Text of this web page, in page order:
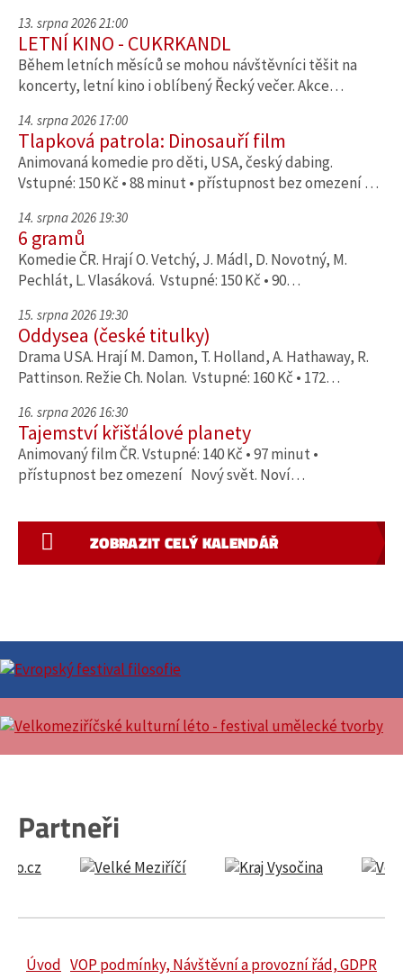
13. srpna 2026 21:00
LETNÍ KINO - CUKRKANDL
Během letních měsíců se mohou návštěvníci těšit na
koncerty, letní kino i oblíbený Řecký večer. Akce…
14. srpna 2026 17:00
Tlapková patrola: Dinosauří film
Animovaná komedie pro děti, USA, český dabing.
Vstupné: 150 Kč • 88 minut • přístupnost bez omezení …
14. srpna 2026 19:30
6 gramů
Komedie ČR. Hrají O. Vetchý, J. Mádl, D. Novotný, M.
Pechlát, L. Vlasáková. Vstupné: 150 Kč • 90…
15. srpna 2026 19:30
Oddysea (české titulky)
Drama USA. Hrají M. Damon, T. Holland, A. Hathaway, R.
Pattinson. Režie Ch. Nolan. Vstupné: 160 Kč • 172…
16. srpna 2026 16:30
Tajemství křišťálové planety
Animovaný film ČR. Vstupné: 140 Kč • 97 minut •
přístupnost bez omezení Nový svět. Noví…
ZOBRAZIT CELÝ KALENDÁŘ
Partneři
Úvod VOP podmínky, Návštěvní a provozní řád, GDPR